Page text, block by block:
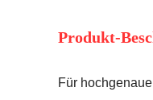
Produkt-
Für